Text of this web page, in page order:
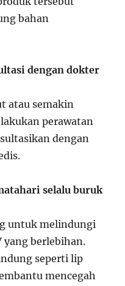
bahan
dengan dokter
atau semakin
perawatan
dengan
selalu buruk
untuk melindungi
yang berlebihan.
seperti lip
mencegah